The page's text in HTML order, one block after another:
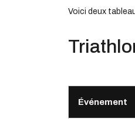
Voici deux
Événement